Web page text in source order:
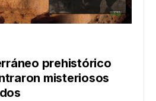
prehistórico
misteriosos